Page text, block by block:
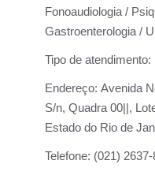
Fonoaudiologia /
Gastroenterologia /
Tipo de atendimento:
Endereço: Avenida
S/n, Quadra 00||,
Estado do Rio de
Telefone: (021)